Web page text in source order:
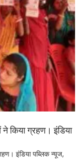
किया ग्रहण। इंडिया
इंडिया पब्लिक न्यूज,